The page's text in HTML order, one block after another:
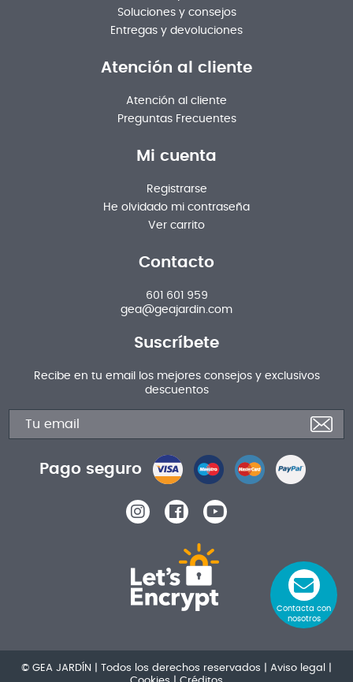
Soluciones y consejos
Entregas y devoluciones
Atención al cliente
Atención al cliente
Preguntas Frecuentes
Mi cuenta
Registrarse
He olvidado mi contraseña
Ver carrito
Contacto
601 601 959
gea@geajardin.com
Suscríbete
Recibe en tu email los mejores consejos y exclusivos
descuentos
Pago seguro
© GEA JARDÍN | Todos los derechos reservados | Aviso legal
Contacta con
nosotros